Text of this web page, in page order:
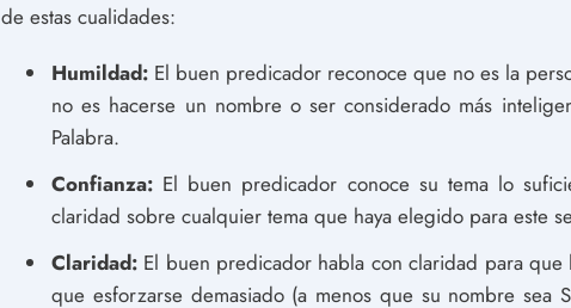
de estas cualidades:
Humildad: El buen predicador reconoce que no es la
no es hacerse un nombre o ser considerado más
Palabra.
Confianza: El buen predicador conoce su tema lo
claridad sobre cualquier tema que haya elegido para este
Claridad: El buen predicador habla con claridad para
que esforzarse demasiado (a menos que su nombre sea